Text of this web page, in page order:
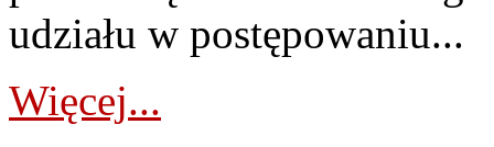
udziału w postępowaniu...
Więcej...